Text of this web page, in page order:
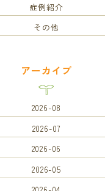
症例紹介
その他
アーカイブ
2026-08
2026-07
2026-06
2026-05